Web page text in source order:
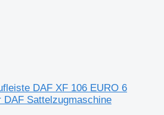
DAF XF 106 EURO 6
DAF Sattelzugmaschine